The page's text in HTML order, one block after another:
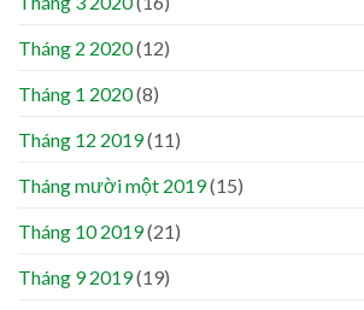
Tháng 2 2020(12)
Tháng 1 2020(8)
Tháng 12 2019(11)
Tháng mười một 2019(15)
Tháng 10 2019(21)
Tháng 9 2019(19)